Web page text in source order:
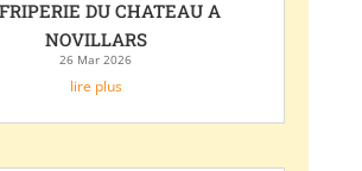
DU CHATEAU A
NOVILLARS
26 Mar 2026
lire plus